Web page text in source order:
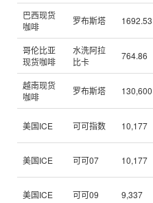
巴西现货
咖啡
罗布斯塔 1692.53
哥伦比亚
现货咖啡
水洗阿拉
比卡
764.86
越南现货
咖啡
罗布斯塔 130,600
美国ICE 可可指数 10,177
美国ICE 可可07 10,177
美国ICE 可可09 9,337